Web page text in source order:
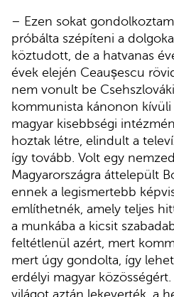
– Ezen sokat
próbálta szépíteni a
köztudott, de a hatvanas
évek elején Ceaușescu
nem vonult be
kommunista kánonon kívüli
magyar kisebbségi
hoztak létre, elindult a
így tovább. Volt egy
Magyarországra áttelepült
ennek a legismertebb
említhetnék, amely teljes
a munkába a kicsit
feltétlenül azért, mert
mert úgy gondolta, így
erdélyi magyar
világot aztán lekeverték, a